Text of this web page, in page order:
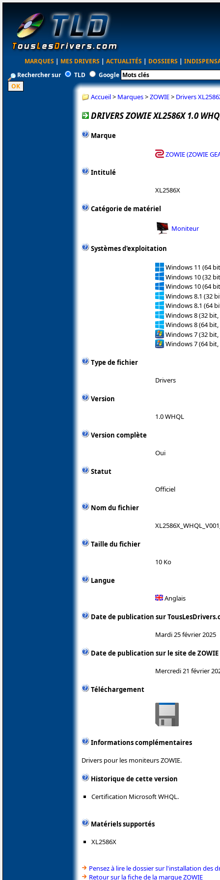
MARQUES | MES DRIVERS | ACTUALITÉS | DOSSIERS |
Rechercher sur
TLD Google
Accueil> Marques>ZOWIE> Drivers
DRIVERS ZOWIE XL2586X 1.0
Marque
ZOWIE (ZOWIE
Intitulé
XL2586X
Catégorie de matériel
Moniteur
Systèmes d'exploitation
Windows 11 (64
Windows 10 (32
Windows 10 (64
Windows 8.1 (32
Windows 8.1 (64
Windows 8 (32 bit,
Windows 8 (64 bit,
Windows 7 (32 bit,
Windows 7 (64 bit,
Type de fichier
Drivers
Version
1.0 WHQL
Version complète
Oui
Statut
Officiel
Nom du fichier
Taille du fichier
10 Ko
Langue
Anglais
Date de publication sur
Mardi 25 février 2025
Date de publication sur le site de ZOWIE
Mercredi 21 février
Téléchargement
Informations complémentaires
Drivers pour les moniteurs ZOWIE.
Historique de cette version
Certification Microsoft WHQL.
Matériels supportés
XL2586X
Pensez à lire le dossier sur l'installation des
Retour sur la fiche de la marque ZOWIE